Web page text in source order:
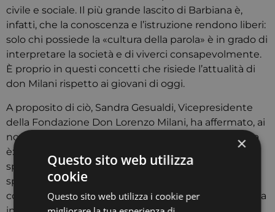
civile e sociale. Il più grande lascito di Barbiana è,
infatti, che la conoscenza e l’istruzione rendono liberi:
solo chi possiede la «cultura della parola» è in grado di
interpretare la società e di viverci consapevolmente.
È proprio in questi concetti che risiede l’attualità di
don Milani rispetto ai giovani di oggi.
A proposito di ciò, Sandra Gesualdi, Vicepresidente
della Fondazione Don Lorenzo Milani, ha affermato, ai
nostri microfoni, che l’attualità del prete di Barbiana
è: «Sicuramente la capacità di avere gli occhi
spalancati sul mondo e riconoscere la realtà. Oggi
spesso e volentieri la realtà è filtrata, anche da
comunicazioni spesso esterne e superficiali. Barbiana
×
Questo sito web utilizza
cookie
Questo sito web utilizza i cookie per